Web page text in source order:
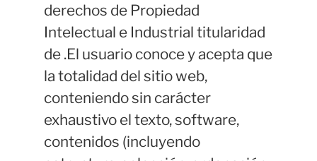
derechos de Propiedad
Intelectual e Industrial titularidad
de .El usuario conoce y acepta que
la totalidad del sitio web,
conteniendo sin carácter
exhaustivo el texto, software,
contenidos (incluyendo